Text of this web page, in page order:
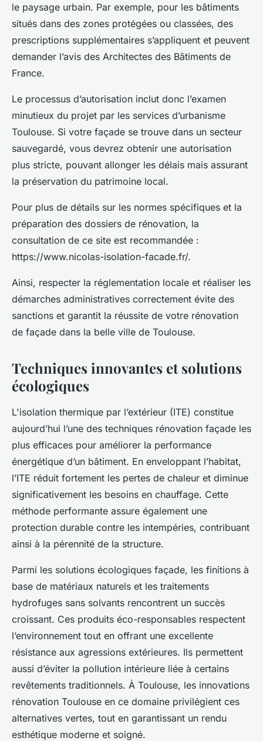
le paysage urbain. Par exemple, pour les bâtiments
situés dans des zones protégées ou classées, des
prescriptions supplémentaires s’appliquent et peuvent
demander l’avis des Architectes des Bâtiments de
France.
Le processus d’autorisation inclut donc l’examen
minutieux du projet par les services d’urbanisme
Toulouse. Si votre façade se trouve dans un secteur
sauvegardé, vous devrez obtenir une autorisation
plus stricte, pouvant allonger les délais mais assurant
la préservation du patrimoine local.
Pour plus de détails sur les normes spécifiques et la
préparation des dossiers de rénovation, la
consultation de ce site est recommandée :
https://www.nicolas-isolation-facade.fr/.
Ainsi, respecter la réglementation locale et réaliser les
démarches administratives correctement évite des
sanctions et garantit la réussite de votre rénovation
de façade dans la belle ville de Toulouse.
Techniques innovantes et solutions
écologiques
L'isolation thermique par l’extérieur (ITE) constitue
aujourd’hui l’une des techniques rénovation façade les
plus efficaces pour améliorer la performance
énergétique d’un bâtiment. En enveloppant l’habitat,
l’ITE réduit fortement les pertes de chaleur et diminue
significativement les besoins en chauffage. Cette
méthode performante assure également une
protection durable contre les intempéries, contribuant
ainsi à la pérennité de la structure.
Parmi les solutions écologiques façade, les finitions à
base de matériaux naturels et les traitements
hydrofuges sans solvants rencontrent un succès
croissant. Ces produits éco-responsables respectent
l’environnement tout en offrant une excellente
résistance aux agressions extérieures. Ils permettent
aussi d’éviter la pollution intérieure liée à certains
revêtements traditionnels. À Toulouse, les innovations
rénovation Toulouse en ce domaine privilégient ces
alternatives vertes, tout en garantissant un rendu
esthétique moderne et soigné.